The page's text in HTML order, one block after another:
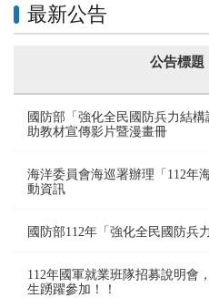
最新公告
公告標題
國防部「強化全民國防兵力結
助教材宣傳影片暨漫畫冊
海洋委員會海巡署辦理「112年
動資訊
國防部112年「強化全民國防兵
112年國軍就業班隊招募說明會
生踴躍參加！！